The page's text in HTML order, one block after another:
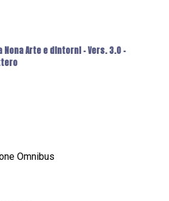
Nona Arte e dintorni - Vers. 3.0 -
Omnibus